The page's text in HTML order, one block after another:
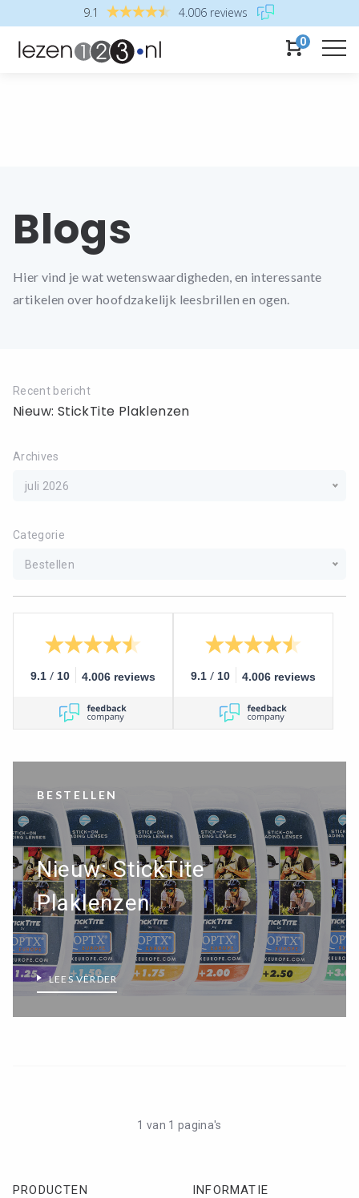
×
ALLE LEESBRILLEN
9.1 4.006 reviews
0
Blogs
Hier vind je wat wetenswaardigheden, en interessante
artikelen over hoofdzakelijk leesbrillen en ogen.
Recent bericht
Nieuw: StickTite Plaklenzen
Archives
juli 2026
Categorie
Bestellen
9.1 / 10 4.006 reviews 9.1 / 10 4.006 reviews
BESTELLEN
Nieuw: StickTite
Plaklenzen
LEES VERDER
1 van 1 pagina's
PRODUCTEN INFORMATIE